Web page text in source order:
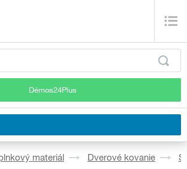
Démos24Plus
materiál Dverové kovanie